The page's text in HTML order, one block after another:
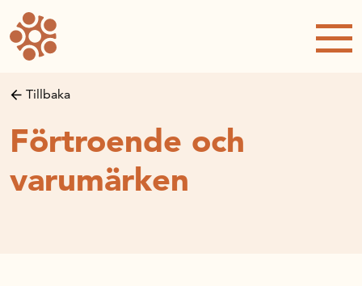
Forskning och utveckling
Forskningsprojekt
Rapporter och publikationer
NRWC – Nordic Retail and Wholesale
conference
Strategi och utveckling
Tillbaka
Förtroende och
varumärken